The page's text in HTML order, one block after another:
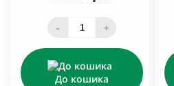
- +
До кошика